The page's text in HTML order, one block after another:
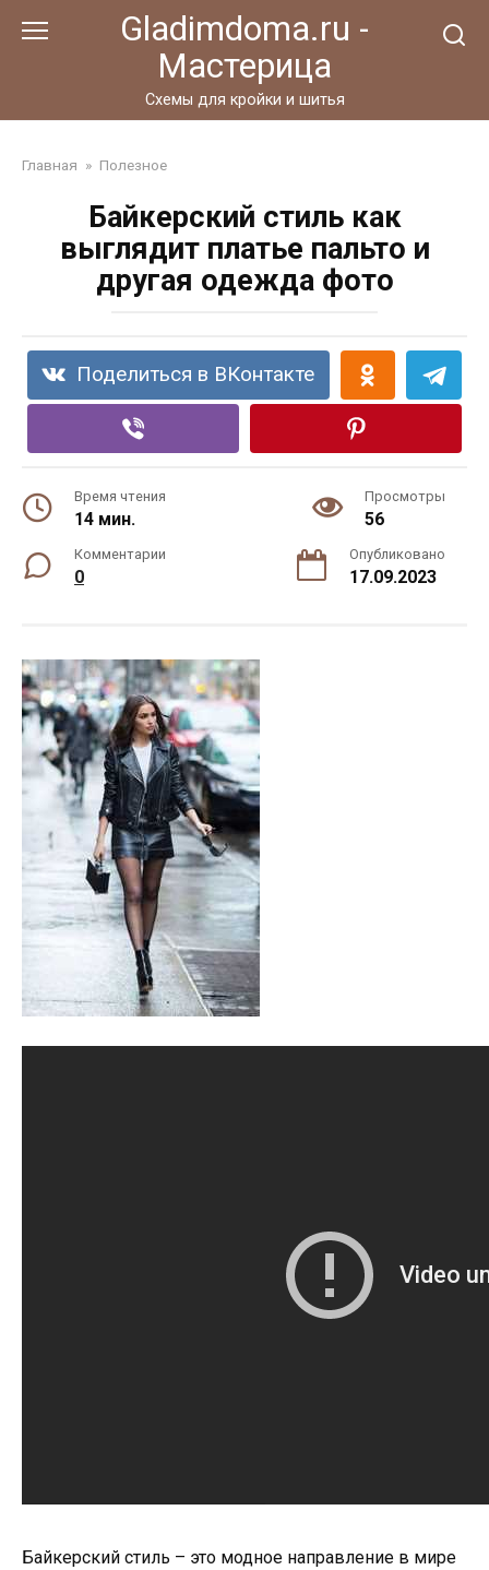
Gladimdoma.ru -
Мастерица
Схемы для кройки и шитья
Главная » Полезное
Байкерский стиль как
выглядит платье пальто и
другая одежда фото
Поделиться в ВКонтакте
Время чтения
14 мин.
Просмотры
56
Комментарии
0
Опубликовано
17.09.2023
Байкерский стиль – это модное направление в мире